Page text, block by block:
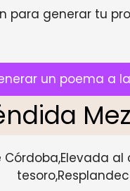
para generar tu
un poema a